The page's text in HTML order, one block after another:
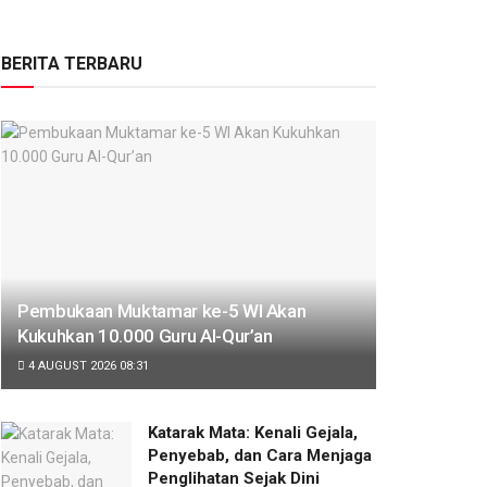
BERITA TERBARU
Pembukaan Muktamar ke-5 WI Akan
Kukuhkan 10.000 Guru Al-Qur’an
4 AUGUST 2026 08:31
Katarak Mata: Kenali Gejala,
Penyebab, dan Cara Menjaga
Penglihatan Sejak Dini